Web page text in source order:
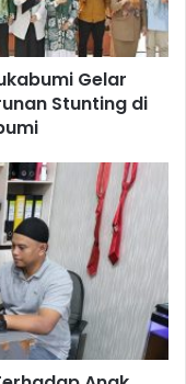
Gelar
Stunting di